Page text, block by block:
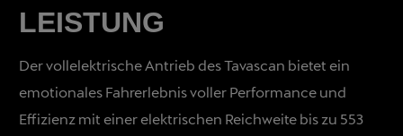
LEISTUNG
Der vollelektrische Antrieb des Tavascan bietet ein
emotionales Fahrerlebnis voller Performance und
Effizienz mit einer elektrischen Reichweite bis zu 553